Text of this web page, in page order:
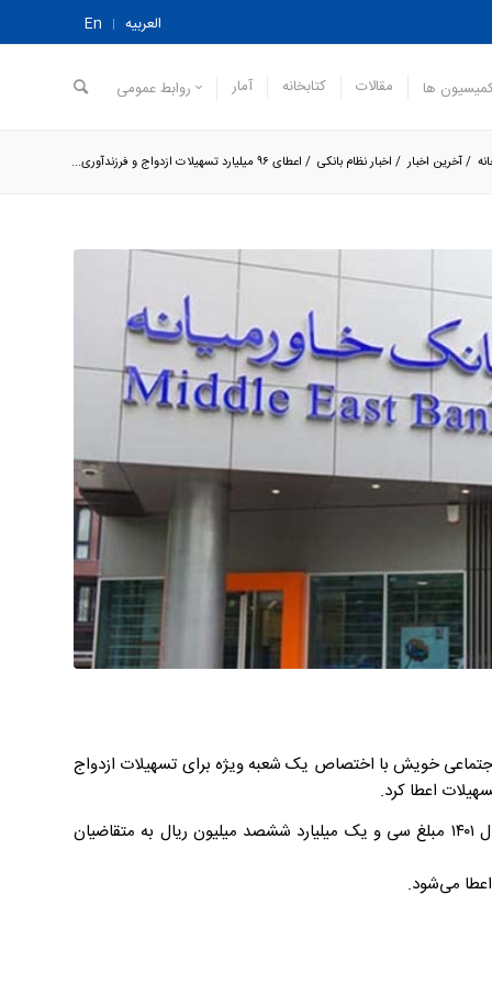
العربیه En
ها مقالات کتابخانه آمار روابط عمومی
/آخرین اخبار / اخبار نظام بانکی / اعطای ۹۶ میلیارد تسهیلات ازدواج و فرزندآوری...
عمل به بخشی از مسوولیت اجتماعی خویش با اختصاص یک شعبه ویژه برای تسهیلات ازدواج
اعطا کرد.
همچنین به عنوان تسهیلات فرزندآوری از تاریخ ۱۸ خرداد تا پایان شهریور سال ۱۴۰۱ مبلغ سی و یک میلیارد ششصد میلیون ریال به متقاضیان
می‌شود.